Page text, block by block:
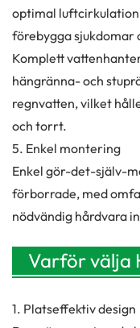
optimal
förebygga sjukdomar
Komplett
hängränna- och
regnvatten, vilket
och torrt.
5. Enkel montering
Enkel gör-det-själv-
förborrade, med
nödvändig hårdvara
Varför välja
1. Platseffektiv design